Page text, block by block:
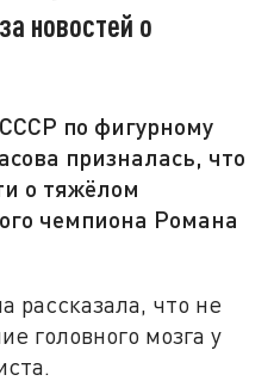
новостей о
по фигурному
призналась, что
о тяжёлом
чемпиона Романа
рассказала, что не
головного мозга у